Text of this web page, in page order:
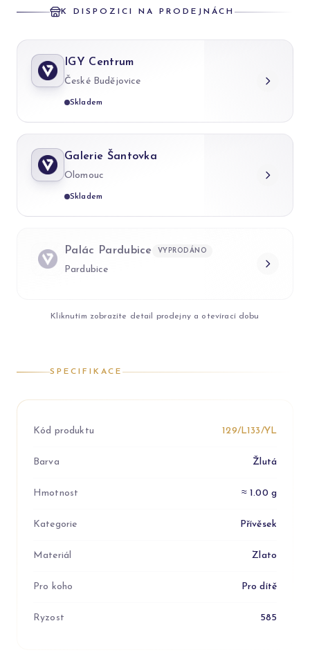
K DISPOZICI NA PRODEJNÁCH
IGY Centrum
České Budějovice
Skladem
Galerie Šantovka
Olomouc
Skladem
Palác Pardubice VYPRODÁNO
Pardubice
Kliknutím zobrazíte detail prodejny a otevírací dobu
SPECIFIKACE
Kód produktu 129/L133/YL
Barva Žlutá
Hmotnost ≈ 1.00 g
Kategorie Přívěsek
Materiál Zlato
Pro koho Pro dítě
Ryzost 585